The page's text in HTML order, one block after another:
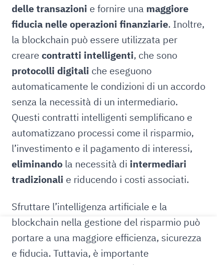
delle transazioni e fornire una maggiore
fiducia nelle operazioni finanziarie. Inoltre,
la blockchain può essere utilizzata per
creare contratti intelligenti, che sono
protocolli digitali che eseguono
automaticamente le condizioni di un accordo
senza la necessità di un intermediario.
Questi contratti intelligenti semplificano e
automatizzano processi come il risparmio,
l’investimento e il pagamento di interessi,
eliminando la necessità di intermediari
tradizionali e riducendo i costi associati.
Sfruttare l’intelligenza artificiale e la
blockchain nella gestione del risparmio può
portare a una maggiore efficienza, sicurezza
e fiducia. Tuttavia, è importante